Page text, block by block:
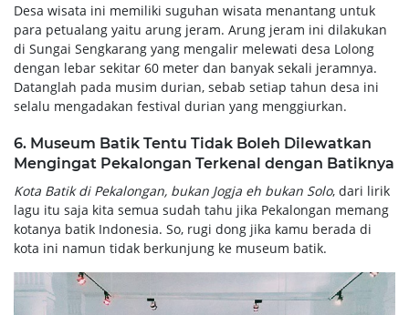
Desa wisata ini memiliki suguhan wisata menantang untuk
para petualang yaitu arung jeram. Arung jeram ini dilakukan
di Sungai Sengkarang yang mengalir melewati desa Lolong
dengan lebar sekitar 60 meter dan banyak sekali jeramnya.
Datanglah pada musim durian, sebab setiap tahun desa ini
selalu mengadakan festival durian yang menggiurkan.
6. Museum Batik Tentu Tidak Boleh Dilewatkan
Mengingat Pekalongan Terkenal dengan Batiknya
Kota Batik di Pekalongan, bukan Jogja eh bukan Solo, dari lirik
lagu itu saja kita semua sudah tahu jika Pekalongan memang
kotanya batik Indonesia. So, rugi dong jika kamu berada di
kota ini namun tidak berkunjung ke museum batik.